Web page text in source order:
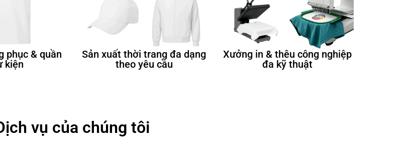
phục & quần
kiện
Sản xuất thời trang đa dạng
theo yêu cầu
Xưởng in & thêu công nghiệp
đa kỹ thuật
vụ của chúng tôi